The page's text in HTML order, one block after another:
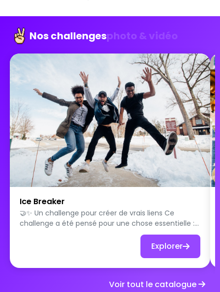
Nos challengesphoto & vidéo
Ice Breaker
🤝✨ Un challenge pour créer de vrais liens Ce
challenge a été pensé pour une chose essentielle :
petits groupes, les participants collaborent,
échangent, réfléchissent et agissent main dans la
discussions, les décisions partagées et les
Explorer
Voir tout le catalogue